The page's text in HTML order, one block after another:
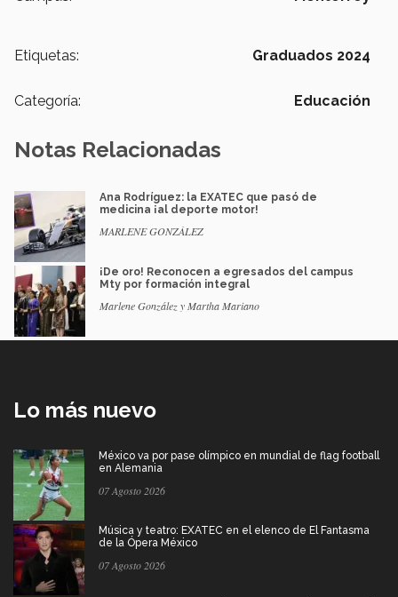
Etiquetas: Graduados 2024
Categoría: Educación
Notas Relacionadas
Ana Rodríguez: la EXATEC que pasó de
medicina ¡al deporte motor!
MARLENE GONZÁLEZ
¡De oro! Reconocen a egresados del campus
Mty por formación integral
Marlene González y Martha Mariano
Lo más nuevo
México va por pase olímpico en mundial de flag football
en Alemania
07 Agosto 2026
Música y teatro: EXATEC en el elenco de El Fantasma
de la Ópera México
07 Agosto 2026